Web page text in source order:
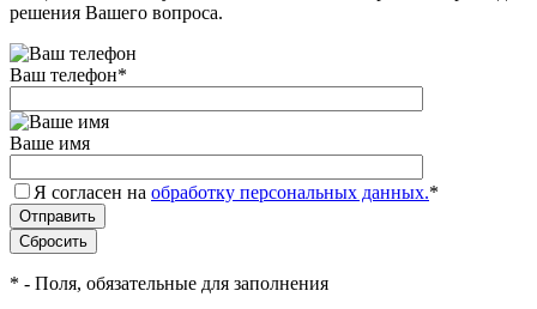
решения Вашего вопроса.
Ваш телефон*
Ваше имя
Я согласен на обработку персональных данных.*
* - Поля, обязательные для заполнения